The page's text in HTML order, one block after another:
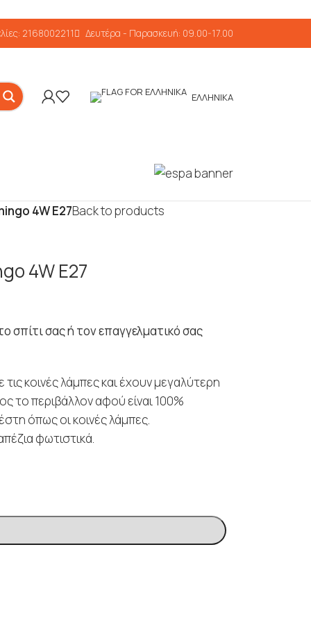
2168002211 Δευτέρα - Παρασκευή: 09.00-17.00
ΕΛΛΗΝΙΚΆ
4W E27Back to products
4W E27
σπίτι σας ή τον επαγγελματικό σας
κοινές λάμπες και έχουν μεγαλύτερη
το περιβάλλον αφού είναι 100%
όπως οι κοινές λάμπες.
φωτιστικά.